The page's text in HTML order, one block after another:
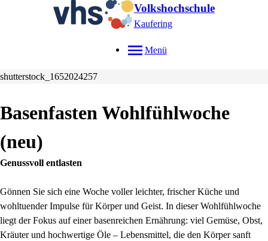
Volkshochschule
Kaufering
Menü
shutterstock_1652024257
Basenfasten Wohlfühlwoche
neu
Genussvoll entlasten
Gönnen Sie sich eine Woche voller leichter, frischer Küche und
wohltuender Impulse für Körper und Geist. In dieser Wohlfühlwoche
liegt der Fokus auf einer basenreichen Ernährung: viel Gemüse, Obst,
Kräuter und hochwertige Öle – Lebensmittel, die den Körper sanft